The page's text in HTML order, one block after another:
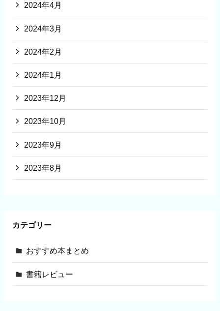
2024年4月
2024年3月
2024年2月
2024年1月
2023年12月
2023年10月
2023年9月
2023年8月
カテゴリー
おすすめ本まとめ
書籍レビュー